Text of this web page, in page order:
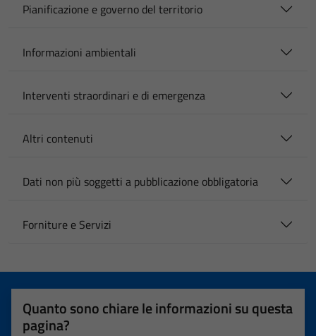
Pianificazione e governo del territorio
Informazioni ambientali
Interventi straordinari e di emergenza
Altri contenuti
Dati non più soggetti a pubblicazione obbligatoria
Forniture e Servizi
Quanto sono chiare le informazioni su questa
pagina?